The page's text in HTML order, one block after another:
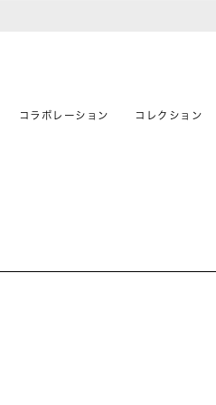
コラボレーション コレクション